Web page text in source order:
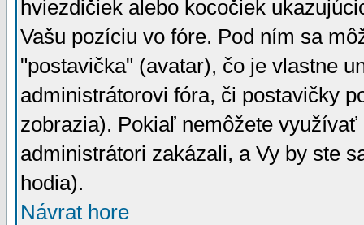
hviezdičiek alebo kocočiek
Vašu pozíciu vo fóre. Pod ním sa
"postavička" (avatar), čo je vlastne
administrátorovi fóra, či postavičky
zobrazia). Pokiaľ nemôžete
administrátori zakázali, a Vy by ste
hodia).
Návrat hore